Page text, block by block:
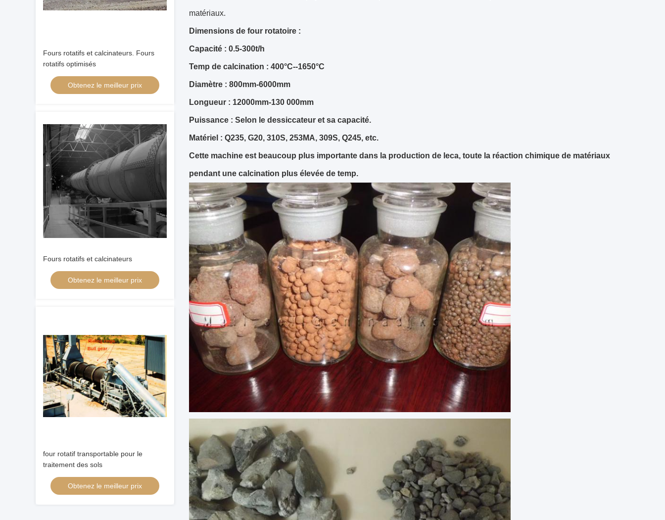
Fours rotatifs et calcinateurs. Fours
rotatifs optimisés
Obtenez le meilleur prix
Fours rotatifs et calcinateurs
Obtenez le meilleur prix
four rotatif transportable pour le
traitement des sols
Obtenez le meilleur prix
matériaux.
Dimensions de four rotatoire :
Capacité : 0.5-300t/h
Temp de calcination : 400°C--1650°C
Diamètre : 800mm-6000mm
Longueur : 12000mm-130 000mm
Puissance : Selon le dessiccateur et sa capacité.
Matériel : Q235, G20, 310S, 253MA, 309S, Q245, etc.
Cette machine est beaucoup plus importante dans la production de leca, toute la réaction chimique de matériaux
pendant une calcination plus élevée de temp.